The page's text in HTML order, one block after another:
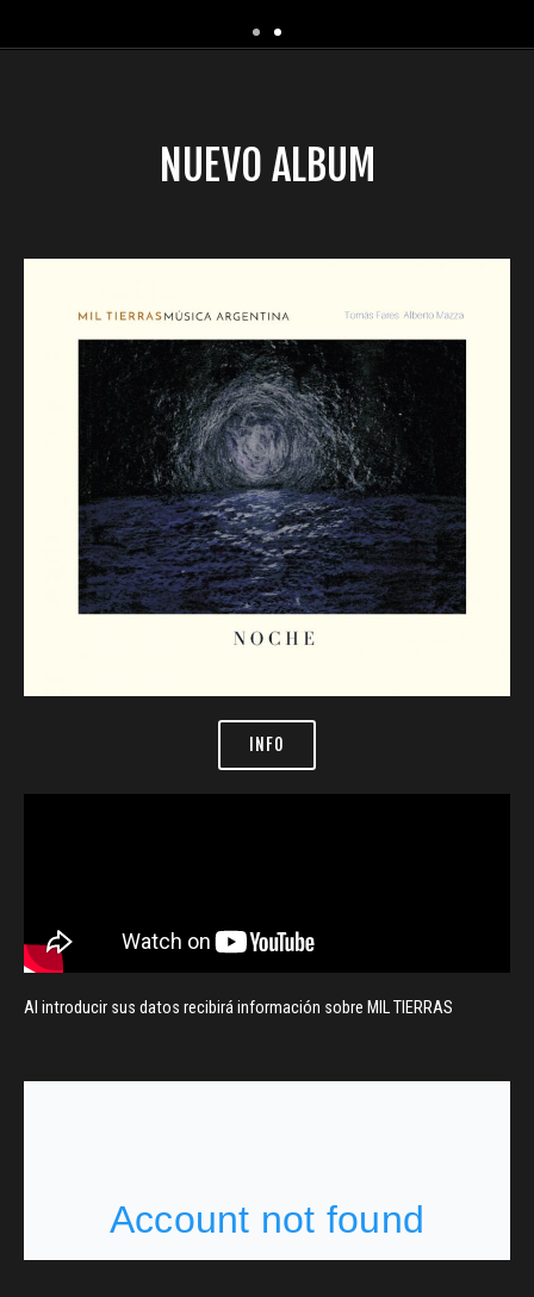
NUEVO ALBUM
INFO
Al introducir sus datos recibirá información sobre MIL TIERRAS